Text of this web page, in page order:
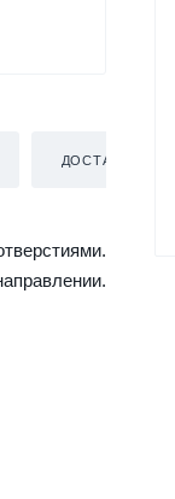
ДОСТАВКА